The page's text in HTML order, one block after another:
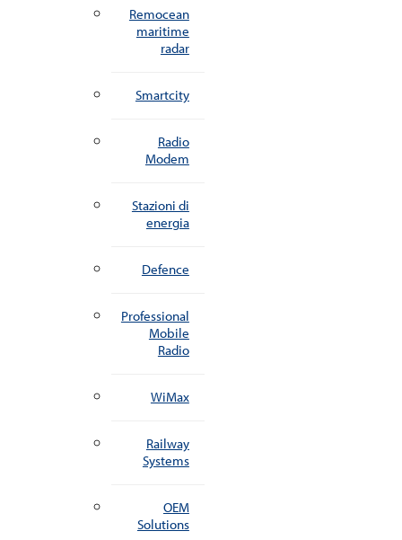
Remocean
maritime
radar
Smartcity
Radio
Modem
Stazioni di
energia
Defence
Professional
Mobile
Radio
WiMax
Railway
Systems
OEM
Solutions